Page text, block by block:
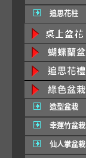
追思花柱
造型盆栽
幸運竹盆栽
仙人掌盆栽